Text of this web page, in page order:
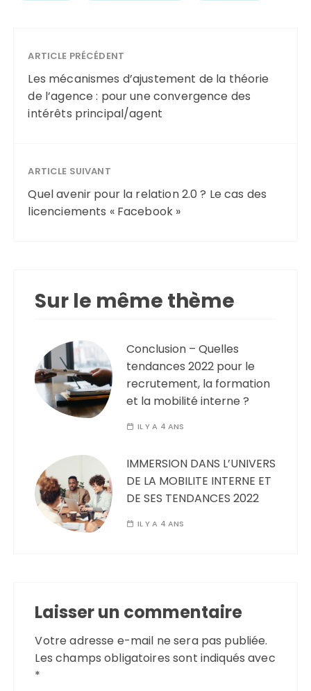
ARTICLE PRÉCÉDENT
Les mécanismes d’ajustement de la théorie
de l’agence : pour une convergence des
intérêts principal/agent
ARTICLE SUIVANT
Quel avenir pour la relation 2.0 ? Le cas des
licenciements « Facebook »
Sur le même thème
Conclusion – Quelles
tendances 2022 pour le
recrutement, la formation
et la mobilité interne ?
IL Y A 4 ANS
IMMERSION DANS L’UNIVERS
DE LA MOBILITE INTERNE ET
DE SES TENDANCES 2022
IL Y A 4 ANS
Laisser un commentaire
Votre adresse e-mail ne sera pas publiée.
Les champs obligatoires sont indiqués avec
*